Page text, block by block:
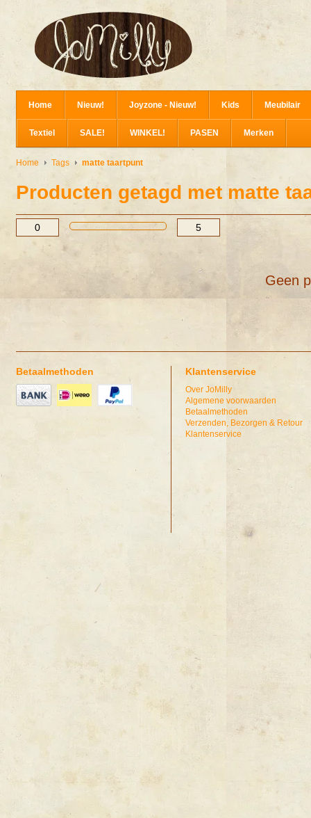
Home Nieuw! Joyzone - Nieuw! Kids Meubilair
Textiel SALE! WINKEL! PASEN Merken
Home Tags matte taartpunt
Producten getagd met matte
Geen
Betaalmethoden Klantenservice
Over JoMilly
Algemene voorwaarden
Betaalmethoden
Verzenden, Bezorgen & Retour
Klantenservice